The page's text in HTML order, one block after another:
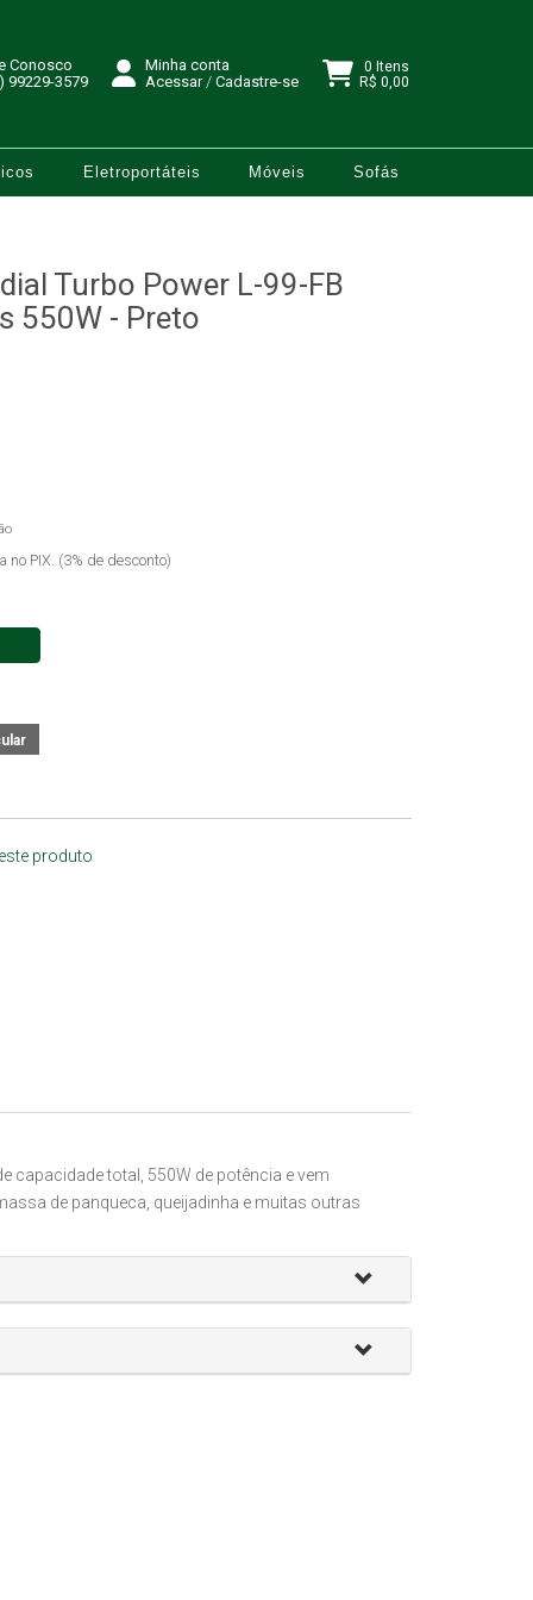
Conosco
99229-3579
Minha conta
Acessar/ Cadastre-se
0 Itens
R$ 0,00
Eletroportáteis Móveis Sofás
Turbo Power L-99-FB
550W - Preto
no PIX. (3% de desconto)
produto
capacidade total, 550W de potência e vem
de panqueca, queijadinha e muitas outras